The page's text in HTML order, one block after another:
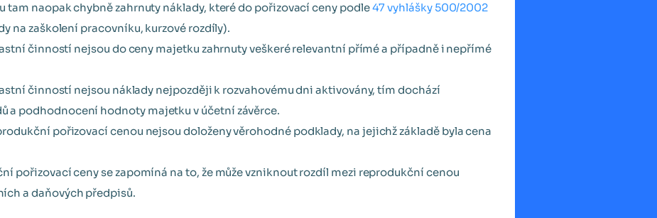
tam naopak chybně zahrnuty náklady, které do pořizovací ceny podle47 vyhlášky 500/2002
na zaškolení pracovníku, kurzové rozdíly).
činností nejsou do ceny majetku zahrnuty veškeré relevantní přímé a případně i nepřímé
činností nejsou náklady nejpozději k rozvahovému dni aktivovány, tím dochází
a podhodnocení hodnoty majetku v účetní závěrce.
pořizovací cenou nejsou doloženy věrohodné podklady, na jejichž základě byla cena
pořizovací ceny se zapomíná na to, že může vzniknout rozdíl mezi reprodukční cenou
a daňových předpisů.